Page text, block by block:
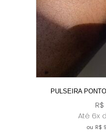
PULSEIRA
R$
Até 6x
ou R$